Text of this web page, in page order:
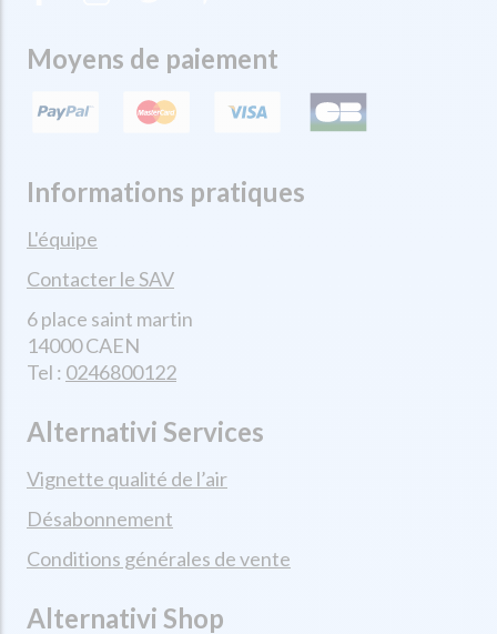
Moyens de paiement
Informations pratiques
L'équipe
Contacter le SAV
6 place saint martin
14000 CAEN
Tel : 0246800122
Alternativi Services
Vignette qualité de l’air
Désabonnement
Conditions générales de vente
Alternativi Shop